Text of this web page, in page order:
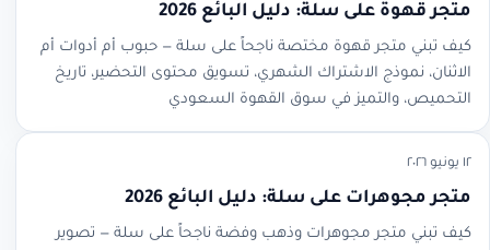
متجر قهوة على سلة: دليل البائع 2026
كيف تبني متجر قهوة مختصة ناجحاً على سلة — حبوب أم أدوات أم
الاثنان، نموذج الاشتراك الشهري، تسويق محتوى التحضير، تاريخ
التحميص، والتميز في سوق القهوة السعودي
١٢ يونيو ٢٠٢٦
متجر مجوهرات على سلة: دليل البائع 2026
كيف تبني متجر مجوهرات وذهب وفضة ناجحاً على سلة — تصوير